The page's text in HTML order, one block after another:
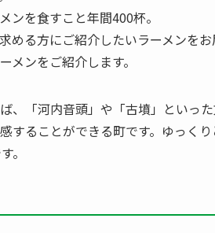
ンを食すこと年間400杯。
める方にご紹介したいラーメンをお
メンをご紹介します。
、「河内音頭」や「古墳」といっ
することができる町です。ゆっく
。